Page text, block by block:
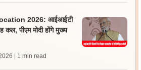
2026: आईआईटी
कल, पीएम मोदी होंगे मुख्य
| 1 min read